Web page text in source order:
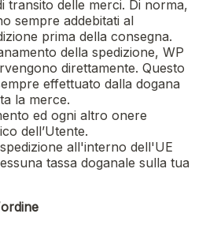
transito delle merci. Di norma,
sempre addebitati al
prima della consegna.
della spedizione, WP
direttamente. Questo
effettuato dalla dogana
la merce.
ed ogni altro onere
dell’Utente.
all'interno dell'UE
tassa doganale sulla tua